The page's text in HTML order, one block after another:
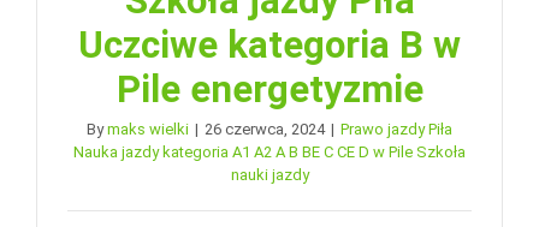
Uczciwe kategoria B w
Pile energetyzmie
Bymaks wielki | 26 czerwca, 2024 | Prawo jazdy Piła
Nauka jazdy kategoria A1 A2 A B BE C CE D‎ w Pile Szkoła
nauki jazdy